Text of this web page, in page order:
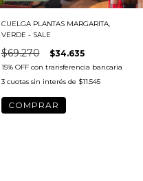
CUELGA PLANTAS MARGARITA,
VERDE - SALE
$69.270 $34.635
3 cuotas sin interés de $11.545